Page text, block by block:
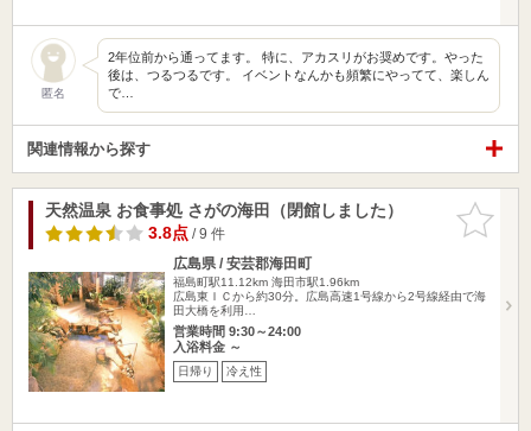
匿名
2年位前から通ってます。 特に、アカスリがお奨めです。やった
後は、つるつるです。 イベントなんかも頻繁にやってて、楽しん
で…
関連情報から探す
お気に入
りに追加
天然温泉 お食事処 さがの海田（閉館しました）
3.8点/ 9 件
広島県 / 安芸郡海田町
福島町駅11.12km 海田市駅1.96km
広島東ＩＣから約30分。広島高速1号線から2号線経由で海
田大橋を利用…
営業時間 9:30～24:00
入浴料金 ～
日帰り 冷え性